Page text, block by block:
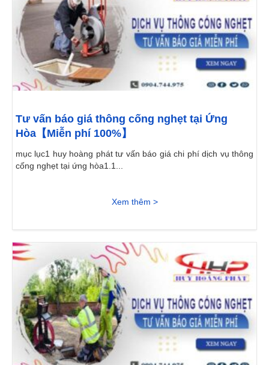
Tư vấn báo giá thông cống nghẹt tại Ứng
Hòa【Miễn phí 100%】
mục lục1 huy hoàng phát tư vấn báo giá chi phí dịch vụ thông
cống nghẹt tại ứng hòa1.1...
Xem thêm >